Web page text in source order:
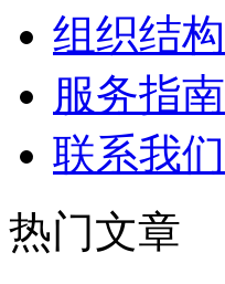
组织结构
服务指南
联系我们
热门文章